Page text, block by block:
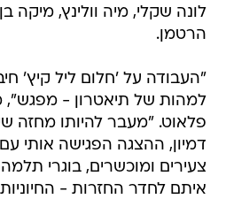
לונה שקלי, מיה וולינץ, מיקה
הרטמן.
"העבודה על 'חלום ליל קיץ'
למהות של תיאטרון - מפגש",
פלאוט. "מעבר להיותו מחזה
דמיון, ההצגה הפגישה אותי
צעירים ומוכשרים, בוגרי
איתם לחדר החזרות -